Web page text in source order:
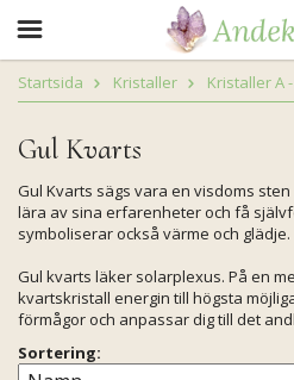
Startsida Kristaller Kristaller A
Gul Kvarts
Gul Kvarts sägs vara en visdoms
lära av sina erfarenheter och få
symboliserar också värme och glädje.
Gul kvarts läker solarplexus. På en
kvartskristall energin till högsta
förmågor och anpassar dig till det
Sortering: